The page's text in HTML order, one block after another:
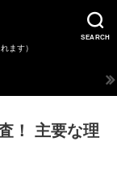
SEARCH
ます）
！ 主要な理